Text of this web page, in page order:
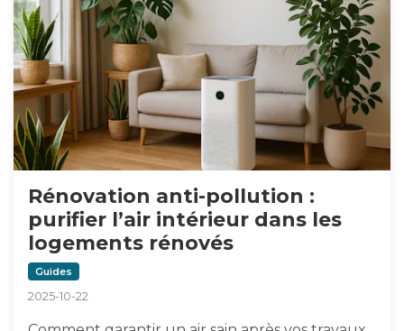
Rénovation anti-pollution :
purifier l’air intérieur dans les
logements rénovés
Guides
2025-10-22